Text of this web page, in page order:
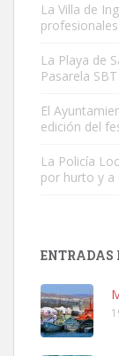
Este gato
Leales.org »
Adopción
hembra, 4
Leales.org »
La Villa de
La Playa de
Pasarela
El
edición del
La Policía
por hurto y a
ENTRADAS